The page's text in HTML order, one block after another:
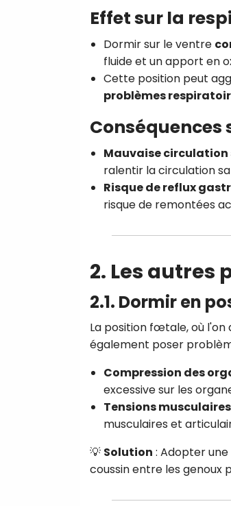
Effet sur la
Dormir sur le ventre
fluide et un apport en
Cette position peut
problèmes
Mauvaise circulation
ralentir la circulation
Risque de reflux
risque de remontées
2. Les autres
2.1. Dormir en
La position fœtale, où
également poser
Compression des
excessive sur les
Tensions musculaires
musculaires et
💡 Solution : Adopter
coussin entre les genoux